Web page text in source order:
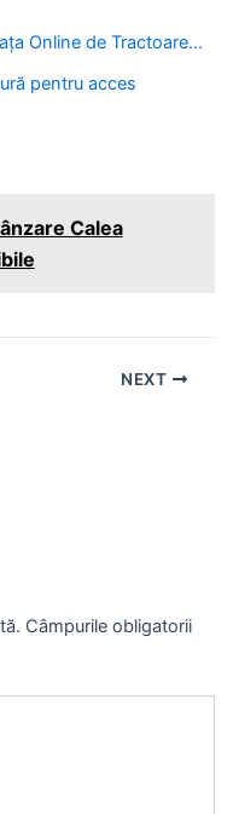
Online de Tractoare…
pentru acces
Calea
NEXT
Câmpurile obligatorii